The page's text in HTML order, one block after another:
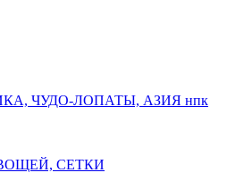
ЧУДО-ЛОПАТЫ, АЗИЯ нпк
СЕТКИ